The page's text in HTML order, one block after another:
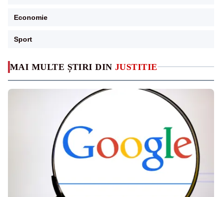
MAI MULTE ȘTIRI DIN JUSTITIE
Economie
Sport